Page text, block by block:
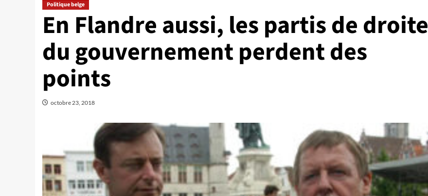
Politique belge
En Flandre aussi, les partis de droite
du gouvernement perdent des
points
octobre 23, 2018